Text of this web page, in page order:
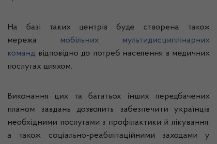
На базі таких центрів буде створена також
мережа
мобільних мультидисциплінарних
команд відповідно до потреб населення в медичних
послугах шляхом.
Виконання цих та багатьох інших передбачених
планом завдань дозволить забезпечити українців
необхідними послугами з профілактики й лікування,
а також соціально-реабілітаційними заходами у